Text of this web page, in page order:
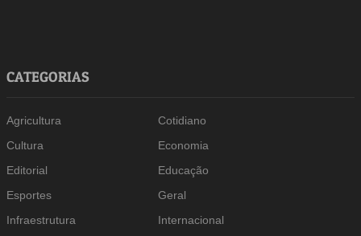
CATEGORIAS
Agricultura
Cotidiano
Cultura
Economia
Editorial
Educação
Esportes
Geral
Infraestrutura
Internacional